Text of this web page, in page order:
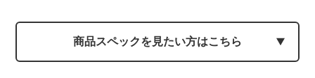
商品スペックを見たい方はこちら